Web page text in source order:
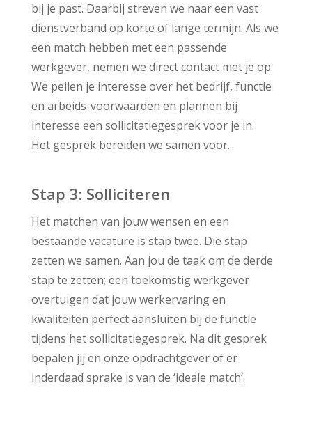
bij je past. Daarbij streven we naar een vast
dienstverband op korte of lange termijn. Als we
een match hebben met een passende
werkgever, nemen we direct contact met je op.
We peilen je interesse over het bedrijf, functie
en arbeids-voorwaarden en plannen bij
interesse een sollicitatiegesprek voor je in.
Het gesprek bereiden we samen voor.
Stap 3: Solliciteren
Het matchen van jouw wensen en een
bestaande vacature is stap twee. Die stap
zetten we samen. Aan jou de taak om de derde
stap te zetten; een toekomstig werkgever
overtuigen dat jouw werkervaring en
kwaliteiten perfect aansluiten bij de functie
tijdens het sollicitatiegesprek. Na dit gesprek
bepalen jij en onze opdrachtgever of er
inderdaad sprake is van de ‘ideale match’.